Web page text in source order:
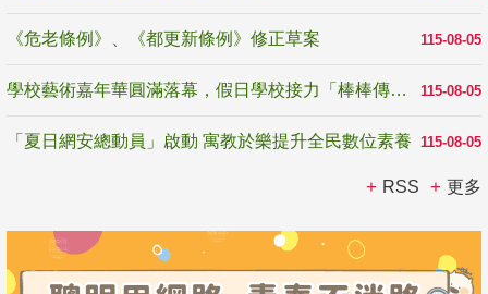
115-08-05
《危老條例》、《都更新條例》修正草案
115-08-05
學校藝術嘉年華圓滿落幕，假日學校接力「棒棒傳美感」
115-08-05
「夏日網安總動員」啟動 寓教於樂提升全民數位素養
RSS 更多